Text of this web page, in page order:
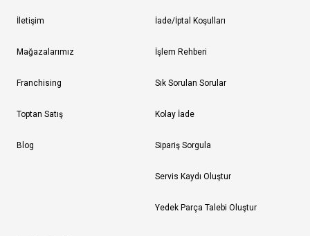
İletişim
Mağazalarımız
Franchising
Toptan Satış
Blog
İade/İptal Koşulları
İşlem Rehberi
Sık Sorulan Sorular
Kolay İade
Sipariş Sorgula
Servis Kaydı Oluştur
Yedek Parça Talebi Oluştur